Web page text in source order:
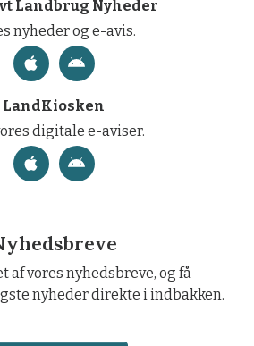
Landbrug Nyheder
nyheder og e-avis.
LandKiosken
digitale e-aviser.
af vores nyhedsbreve, og få
nyheder direkte i indbakken.